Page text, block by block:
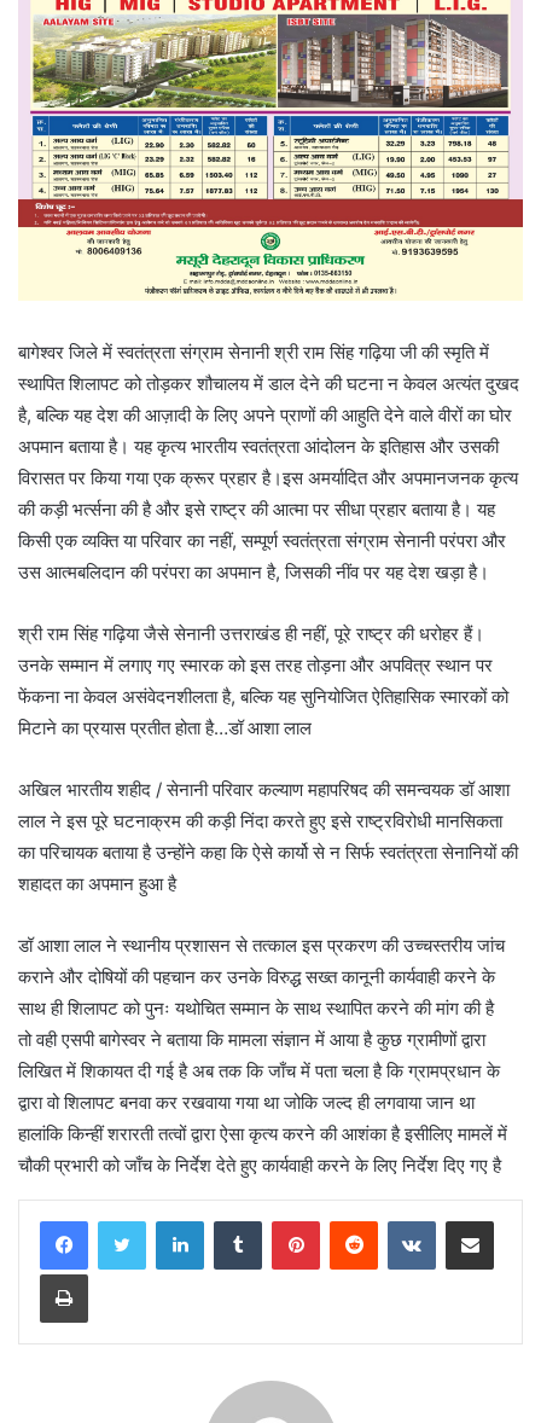
बागेश्वर जिले में स्वतंत्रता संग्राम सेनानी श्री राम सिंह गढ़िया जी की स्मृति में
स्थापित शिलापट को तोड़कर शौचालय में डाल देने की घटना न केवल अत्यंत दुखद
है, बल्कि यह देश की आज़ादी के लिए अपने प्राणों की आहुति देने वाले वीरों का घोर
अपमान बताया है। यह कृत्य भारतीय स्वतंत्रता आंदोलन के इतिहास और उसकी
विरासत पर किया गया एक क्रूर प्रहार है।इस अमर्यादित और अपमानजनक कृत्य
की कड़ी भर्त्सना की है और इसे राष्ट्र की आत्मा पर सीधा प्रहार बताया है। यह
किसी एक व्यक्ति या परिवार का नहीं, सम्पूर्ण स्वतंत्रता संग्राम सेनानी परंपरा और
उस आत्मबलिदान की परंपरा का अपमान है, जिसकी नींव पर यह देश खड़ा है।
श्री राम सिंह गढ़िया जैसे सेनानी उत्तराखंड ही नहीं, पूरे राष्ट्र की धरोहर हैं।
उनके सम्मान में लगाए गए स्मारक को इस तरह तोड़ना और अपवित्र स्थान पर
फेंकना ना केवल असंवेदनशीलता है, बल्कि यह सुनियोजित ऐतिहासिक स्मारकों को
मिटाने का प्रयास प्रतीत होता है…डॉ आशा लाल
अखिल भारतीय शहीद / सेनानी परिवार कल्याण महापरिषद की समन्वयक डॉ आशा
लाल ने इस पूरे घटनाक्रम की कड़ी निंदा करते हुए इसे राष्ट्रविरोधी मानसिकता
का परिचायक बताया है उन्होंने कहा कि ऐसे कार्यो से न सिर्फ स्वतंत्रता सेनानियों की
शहादत का अपमान हुआ है
डॉ आशा लाल ने स्थानीय प्रशासन से तत्काल इस प्रकरण की उच्चस्तरीय जांच
कराने और दोषियों की पहचान कर उनके विरुद्ध सख्त कानूनी कार्यवाही करने के
साथ ही शिलापट को पुनः यथोचित सम्मान के साथ स्थापित करने की मांग की है
तो वही एसपी बागेस्वर ने बताया कि मामला संज्ञान में आया है कुछ ग्रामीणों द्वारा
लिखित में शिकायत दी गई है अब तक कि जाँच में पता चला है कि ग्रामप्रधान के
द्वारा वो शिलापट बनवा कर रखवाया गया था जोकि जल्द ही लगवाया जान था
हालांकि किन्हीं शरारती तत्वों द्वारा ऐसा कृत्य करने की आशंका है इसीलिए मामलें में
चौकी प्रभारी को जाँच के निर्देश देते हुए कार्यवाही करने के लिए निर्देश दिए गए है
LinkedInTumblr PinterestReddit VKontakteShare via Email
Print